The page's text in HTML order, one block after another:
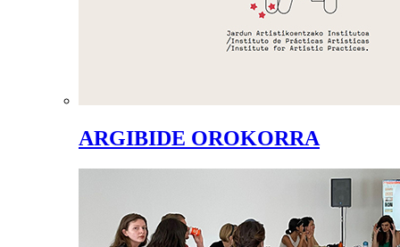
ARGIBIDE OROKORRA